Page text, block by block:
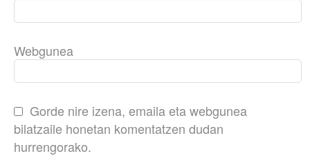
Webgunea
Gorde nire izena, emaila eta webgunea
bilatzaile honetan komentatzen dudan
hurrengorako.